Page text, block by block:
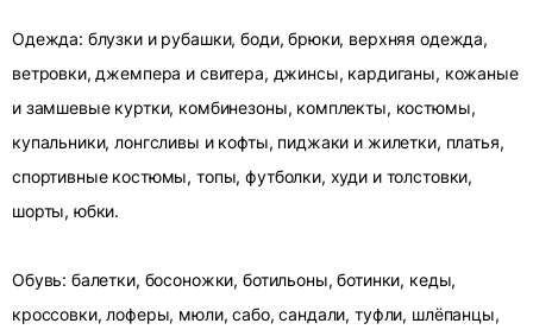
Одежда: блузки и рубашки, боди, брюки, верхняя одежда,
ветровки, джемпера и свитера, джинсы, кардиганы, кожаные
и замшевые куртки, комбинезоны, комплекты, костюмы,
купальники, лонгсливы и кофты, пиджаки и жилетки, платья,
спортивные костюмы, топы, футболки, худи и толстовки,
шорты, юбки.
Обувь: балетки, босоножки, ботильоны, ботинки, кеды,
кроссовки, лоферы, мюли, сабо, сандали, туфли, шлёпанцы,